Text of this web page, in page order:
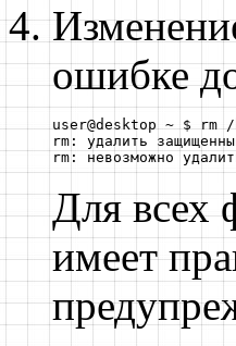
ошибке
user@desktop ~ $ rm
rm: удалить
rm: невозможно
Для всех
имеет